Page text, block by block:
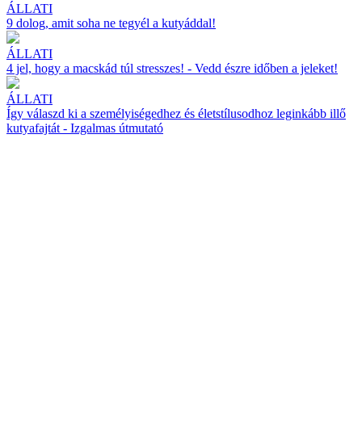
ÁLLATI
9 dolog, amit soha ne tegyél a kutyáddal!
ÁLLATI
4 jel, hogy a macskád túl stresszes! - Vedd észre időben a jeleket!
ÁLLATI
Így válaszd ki a személyiségedhez és életstílusodhoz leginkább illő
kutyafajtát - Izgalmas útmutató